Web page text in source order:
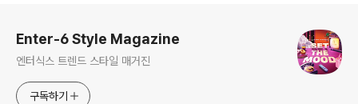
Enter-6 Style Magazine
엔터식스 트렌드 스타일 매거진
구독하기